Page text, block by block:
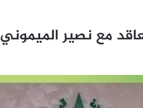
مع نصير الميموني